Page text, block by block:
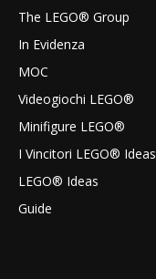
The LEGO® Group
In Evidenza
MOC
Videogiochi LEGO®
Minifigure LEGO®
I Vincitori LEGO® Ideas
LEGO® Ideas
Guide